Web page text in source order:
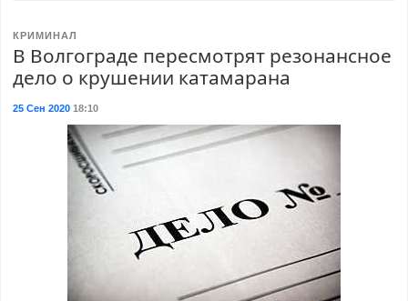
КРИМИНАЛ
В Волгограде пересмотрят резонансное
дело о крушении катамарана
25 Сен 202018:10